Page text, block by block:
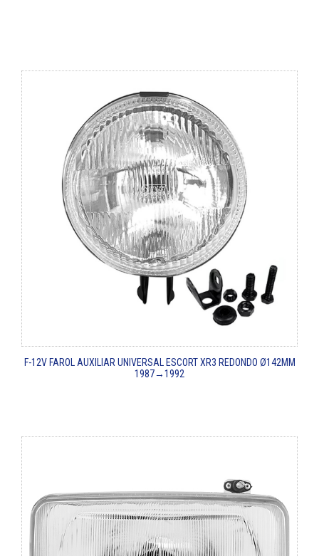
F-12VFAROL AUXILIAR UNIVERSALESCORT XR3 REDONDO Ø142MM
1987→1992